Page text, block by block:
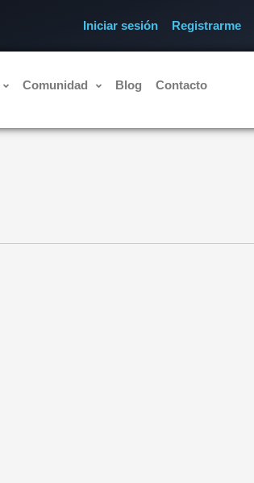
Iniciar sesión Registrarme
Comunidad Blog Contacto